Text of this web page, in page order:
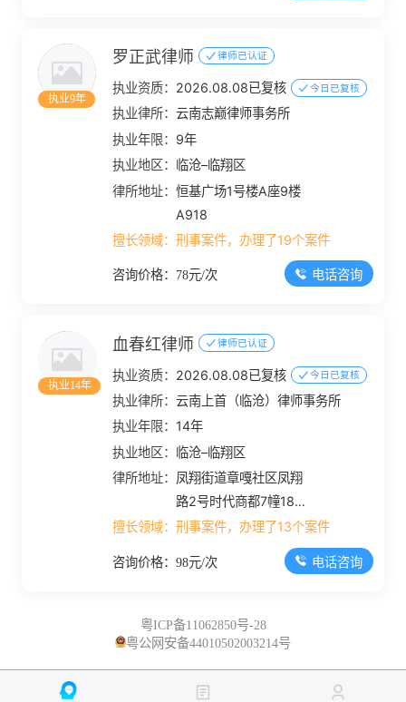
执业9年
罗正武律师 律师已认证
执业资质： 2026.08.08已复核 今日已复核
执业律所：云南志巅律师事务所
执业年限： 9年
执业地区： 临沧–临翔区
律所地址：恒基广场1号楼A座9楼
A918
擅长领域：刑事案件，办理了19个案件
咨询价格：78元/次 电话咨询
执业14年
血春红律师 律师已认证
执业资质： 2026.08.08已复核 今日已复核
执业律所：云南上首（临沧）律师事务所
执业年限： 14年
执业地区： 临沧–临翔区
律所地址： 凤翔街道章嘎社区凤翔
路2号时代商都7幢18号
商铺
擅长领域：刑事案件，办理了13个案件
咨询价格：98元/次 电话咨询
粤ICP备11062850号-28
粤公网安备44010502003214号